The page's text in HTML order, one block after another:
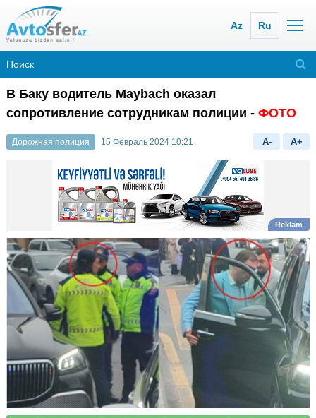
Az Ru
В Баку водитель Maybach оказал
сопротивление сотрудникам полиции - ФОТО
Дорожная полиция 15 Февраль 2024 10:21 A- A+